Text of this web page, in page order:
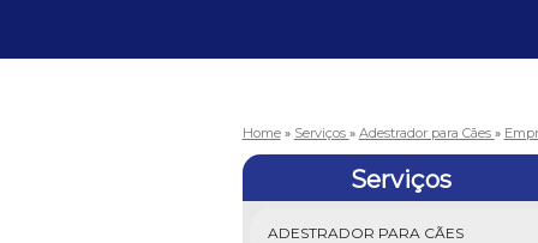
Home » Serviços » Adestrador para Cães »
Serviços
ADESTRADOR PARA CÃES